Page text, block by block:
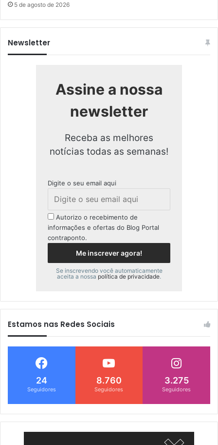
5 de agosto de 2026
Newsletter
Assine a nossa
newsletter
Receba as melhores
notícias todas as semanas!
Digite o seu email aqui
Autorizo o recebimento de
informações e ofertas do Blog Portal
contraponto.
Se inscrevendo você automaticamente
aceita a nossa política de privacidade.
Estamos nas Redes Sociais
24
Seguidores
8.760
Seguidores
3.275
Seguidores